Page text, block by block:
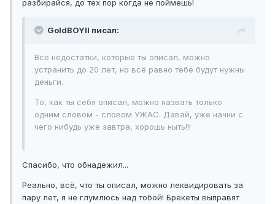
разбирайся, до тех пор когда не поймешь!
GoldBOYII писал:
Все недостатки, которые ты описал, можно
устранить до 20 лет, но всё равно тебе будут нужны
деньги.
То, как ты себя описал, можно назвать только
одним словом - словом УЖАС. Давай, уже начни с
чего нибудь уже завтра, хорошь ныть!!!
Спасибо, что обнадежил...
Реально, всё, что ты описал, можно леквидировать за
пару лет, я не глумлюсь над тобой! Брекеты выправят